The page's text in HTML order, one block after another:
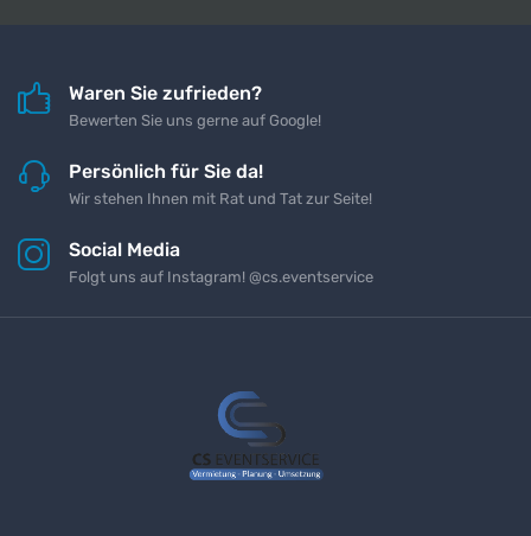
Waren Sie zufrieden?
Bewerten Sie uns gerne auf Google!
Persönlich für Sie da!
Wir stehen Ihnen mit Rat und Tat zur Seite!
Social Media
Folgt uns auf Instagram! @cs.eventservice